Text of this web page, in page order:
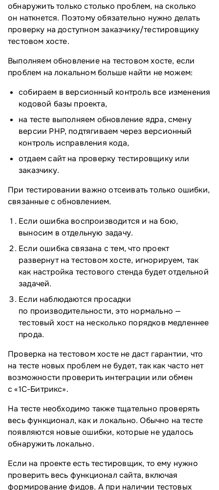
обнаружить только столько проблем, на сколько
он наткнется. Поэтому обязательно нужно делать
проверку на доступном заказчику/тестировщику
тестовом хосте.
Выполняем обновление на тестовом хосте, если
проблем на локальном больше найти не можем:
собираем в версионный контроль все изменения
кодовой базы проекта,
на тесте выполняем обновление ядра, смену
версии PHP, подтягиваем через версионный
контроль исправления кода,
отдаем сайт на проверку тестировщику или
заказчику.
При тестировании важно отсеивать только ошибки,
связанные с обновлением.
Если ошибка воспроизводится и на бою,
выносим в отдельную задачу.
Если ошибка связана с тем, что проект
развернут на тестовом хосте, игнорируем, так
как настройка тестового стенда будет отдельной
задачей.
Если наблюдаются просадки
по производительности, это нормально —
тестовый хост на несколько порядков медленнее
прода.
Проверка на тестовом хосте не даст гарантии, что
на тесте новых проблем не будет, так как часто нет
возможности проверить интеграции или обмен
с «1С-Битрикс».
На тесте необходимо также тщательно проверять
весь функционал, как и локально. Обычно на тесте
появляются новые ошибки, которые не удалось
обнаружить локально.
Если на проекте есть тестировщик, то ему нужно
проверить весь функционал сайта, включая
формирование фидов. А при наличии тестовых